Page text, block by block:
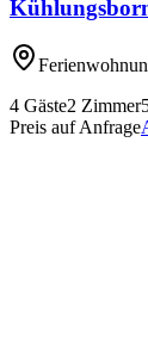
4 Gäste2 Zimmer
Preis auf Anfrage